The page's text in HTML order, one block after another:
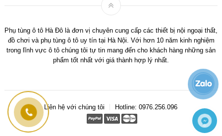
Phụ tùng ô tô Hà Đô là đơn vị chuyên cung cấp các thiết bị nội ngoại thất,
đồ chơi và phụ tùng ô tô uy tín tại Hà Nội. Với hơn 10 năm kinh nghiệm
trong lĩnh vực ô tô chúng tôi tự tin mang đến cho khách hàng những sản
phẩm tốt nhất với giá thành hợp lý nhất.
Liên hệ với chúng tôi Hotline: 0976.256.096